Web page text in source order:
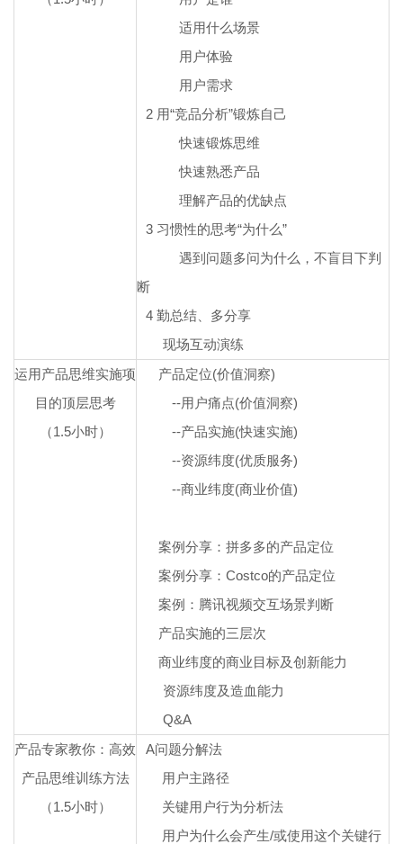
适用什么场景
用户体验
用户需求
2 用“竞品分析”锻炼自己
快速锻炼思维
快速熟悉产品
理解产品的优缺点
3 习惯性的思考“为什么”
遇到问题多问为什么，不盲目下判
断
4 勤总结、多分享
现场互动演练
运用产品思维实施项
目的顶层思考
（1.5小时）
产品定位(价值洞察)
--用户痛点(价值洞察)
--产品实施(快速实施)
--资源纬度(优质服务)
--商业纬度(商业价值)
案例分享：拼多多的产品定位
案例分享：Costco的产品定位
案例：腾讯视频交互场景判断
产品实施的三层次
商业纬度的商业目标及创新能力
资源纬度及造血能力
Q&A
产品专家教你：高效
产品思维训练方法
（1.5小时）
A问题分解法
用户主路径
关键用户行为分析法
用户为什么会产生/或使用这个关键行